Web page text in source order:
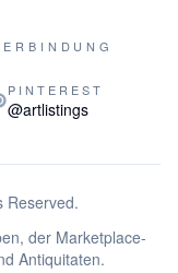
PINTEREST
@artlistings
Reserved.
der Marketplace-
Antiquitaten.